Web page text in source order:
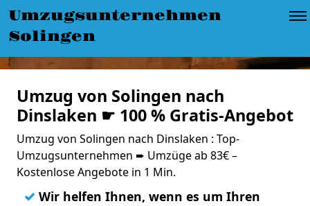
Umzugsunternehmen
Solingen
Umzug von Solingen nach
Dinslaken ☛ 100 % Gratis-Angebot
Umzug von Solingen nach Dinslaken : Top-
Umzugsunternehmen ➨ Umzüge ab 83€ –
Kostenlose Angebote in 1 Min.
✓ Wir helfen Ihnen, wenn es um Ihren